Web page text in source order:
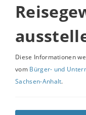
Diese Informationen
vom Bürger- und
Sachsen-Anhalt.